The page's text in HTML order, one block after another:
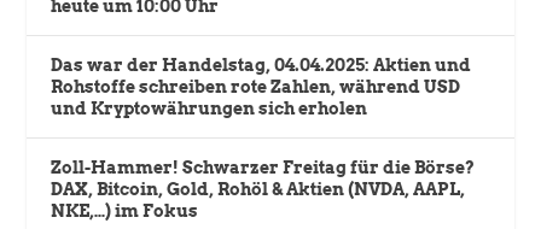
heute um 10:00 Uhr
Das war der Handelstag, 04.04.2025: Aktien und
Rohstoffe schreiben rote Zahlen, während USD
und Kryptowährungen sich erholen
Zoll-Hammer! Schwarzer Freitag für die Börse?
DAX, Bitcoin, Gold, Rohöl & Aktien (NVDA, AAPL,
NKE,…) im Fokus